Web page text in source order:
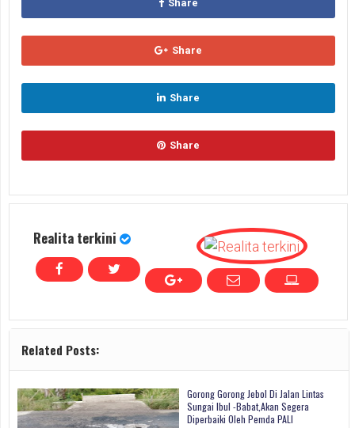
Share
Share
Share
Share
Realita terkini
Related Posts:
Gorong Gorong Jebol Di Jalan Lintas
Sungai Ibul -Babat,Akan Segera
Diperbaiki Oleh Pemda PALI